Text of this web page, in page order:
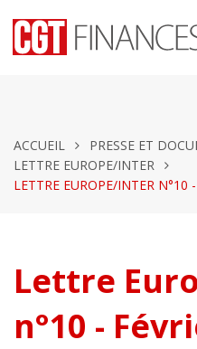
ACCUEIL
PRESSE ET
LETTRE EUROPE/INTER
LETTRE EUROPE/INTER N°10
Lettre
n°10 -